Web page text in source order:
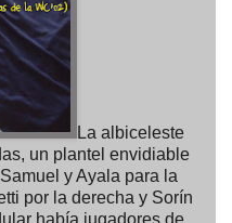
La albiceleste
un plantel envidiable
y Ayala para la
por la derecha y Sorín